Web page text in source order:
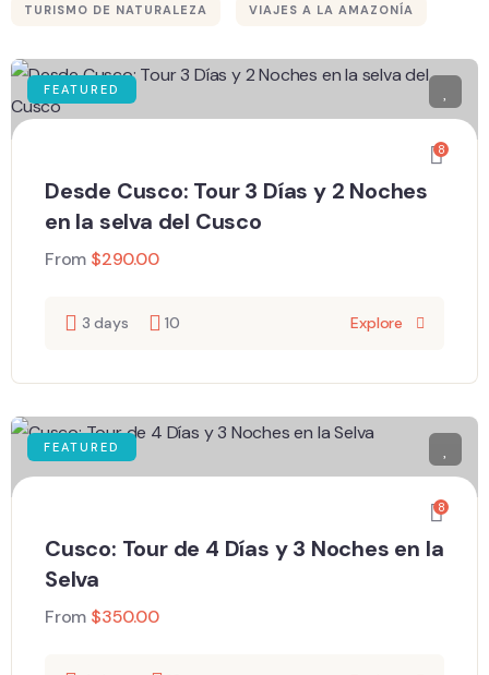
TURISMO DE NATURALEZA VIAJES A LA AMAZONÍA
FEATURED
8
Desde Cusco: Tour 3 Días y 2 Noches
en la selva del Cusco
From $290.00
3 days 10 Explore
FEATURED
8
Cusco: Tour de 4 Días y 3 Noches en la
Selva
From $350.00